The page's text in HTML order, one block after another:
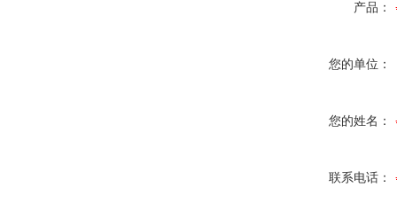
产品：
您的单位：
您的姓名：
联系电话：